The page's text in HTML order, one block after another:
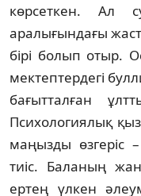
көрсеткен. Ал
аралығындағы
бірі болып отыр.
мек­тептердегі
бағытталған
Психологиялық
маңызды өзгеріс
тиіс. Баланың
ертең үлкен